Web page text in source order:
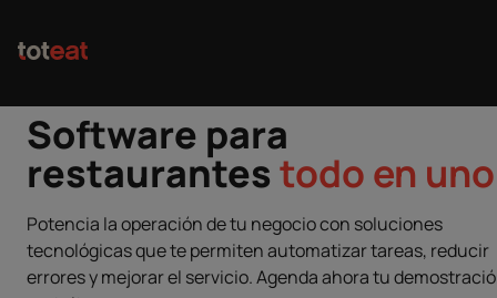
Software para
restaurantestodo en uno
Potencia la operación de tu negocio con soluciones
tecnológicas que te permiten automatizar tareas, reducir
errores y mejorar el servicio. Agenda ahora tu